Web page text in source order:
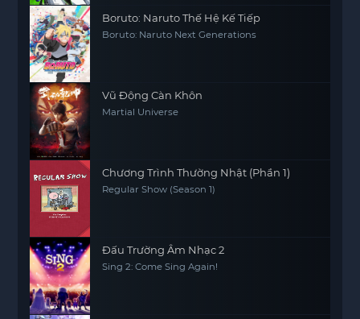
Boruto: Naruto Thế Hệ Kế Tiếp
Boruto: Naruto Next Generations
Vũ Động Càn Khôn
Martial Universe
Chương Trình Thường Nhật (Phần 1)
Regular Show (Season 1)
Đấu Trường Âm Nhạc 2
Sing 2: Come Sing Again!